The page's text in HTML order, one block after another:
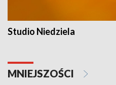
Studio Niedziela
MNIEJSZOŚCI